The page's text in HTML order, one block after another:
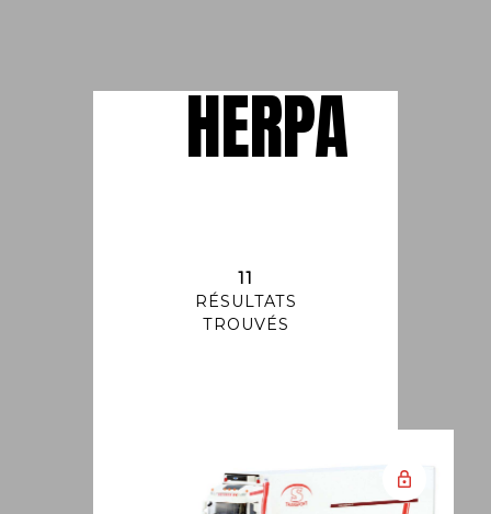
HERPA
11
RÉSULTATS
TROUVÉS